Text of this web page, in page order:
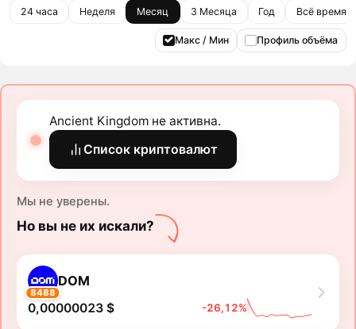
24 часа Неделя Месяц 3 Месяца Год Всё время
Макс / Мин Профиль объёма
Ancient Kingdom не активна.
Список криптовалют
Мы не уверены.
Но вы не их искали?
8488
DOM
0,00000023 $ -26,12%